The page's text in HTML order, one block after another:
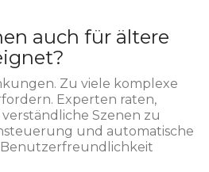
auch für ältere
Zu viele komplexe
Experten raten,
Szenen zu
und automatische